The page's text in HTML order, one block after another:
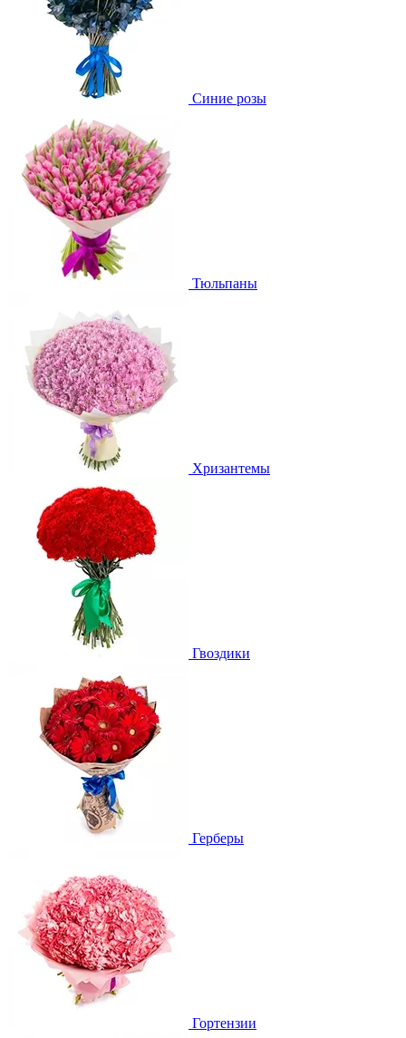
Синие розы
Тюльпаны
Хризантемы
Гвоздики
Герберы
Гортензии